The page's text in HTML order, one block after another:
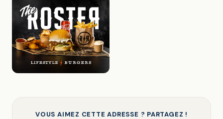
VOUS AIMEZ CETTE ADRESSE ? PARTAGEZ !